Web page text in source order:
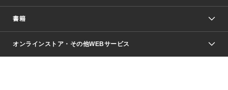
Vジャンプ
週刊ヤングジャンプ
少女マンガ
Seventeen
芸能・情報・スポーツ
書籍
文芸・文庫・総合
オンラインストア・その他WEBサービス